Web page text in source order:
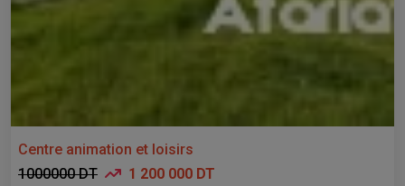
Centre animation et loisirs
1000000 DT
1 200 000 DT